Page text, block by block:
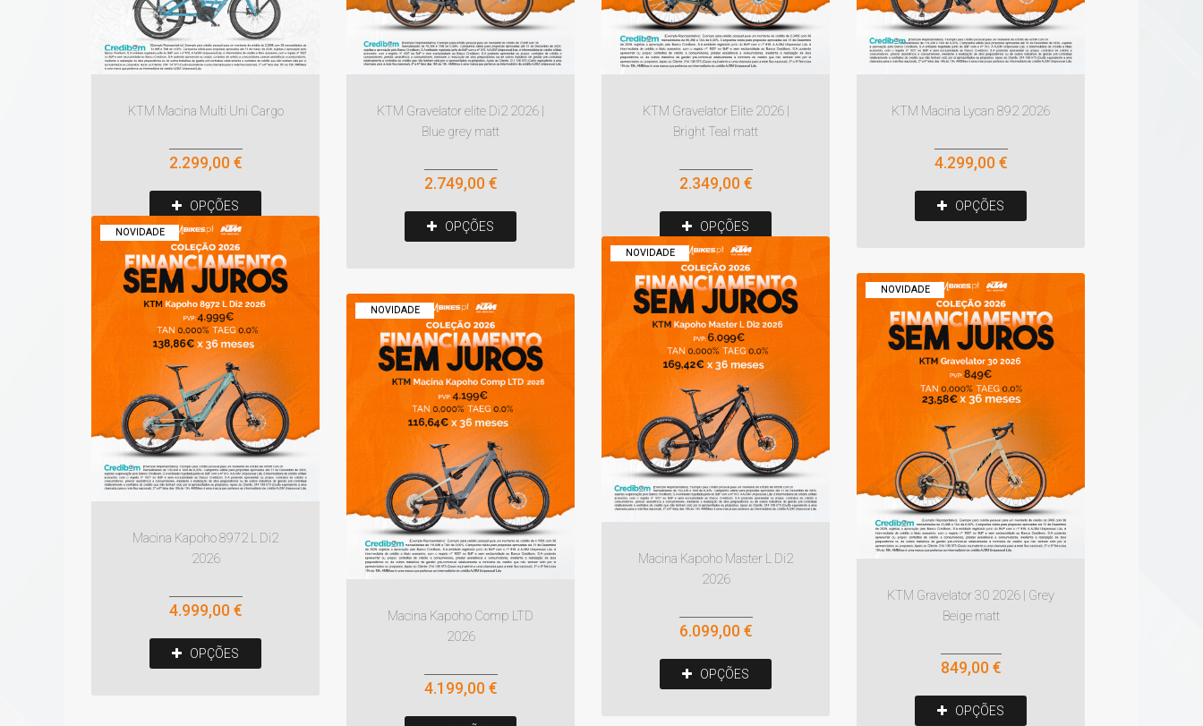
KTM Macina Multi Uni Cargo
2.299,00 €
OPÇÕES
KTM Gravelator elite Di2 2026 |
Blue grey matt
2.749,00 €
OPÇÕES
KTM Gravelator Elite 2026 |
Bright Teal matt
2.349,00 €
OPÇÕES
KTM Macina Lycan 892 2026
4.299,00 €
OPÇÕES
NOVIDADE
Macina Kapoho 8972 L Di2
2026
4.999,00 €
OPÇÕES
NOVIDADE
Macina Kapoho Comp LTD
2026
4.199,00 €
NOVIDADE
Macina Kapoho Master L Di2
2026
6.099,00 €
OPÇÕES
NOVIDADE
KTM Gravelator 30 2026 | Grey
Beige matt
849,00 €
OPÇÕES